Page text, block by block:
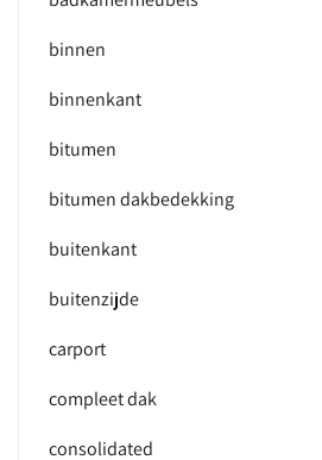
binnen
binnenkant
bitumen
bitumen dakbedekking
buitenkant
buitenzijde
carport
compleet dak
consolidated